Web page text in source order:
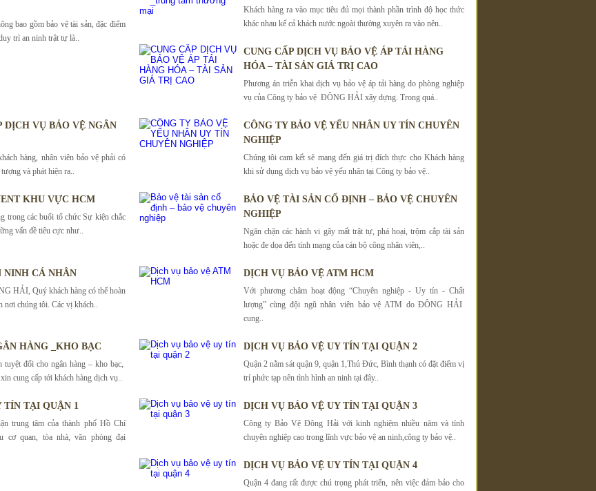
bao gồm bảo vệ tài sản, đặc điểm
trì an ninh trật tự là..
Khách hàng ra vào mục tiêu đủ mọi thành phần trình độ học thức
khác nhau kể cả khách nước ngoài thường xuyên ra vào nên..
CUNG CẤP DỊCH VỤ BẢO VỆ ÁP TẢI HÀNG
HÓA – TÀI SẢN GIÁ TRỊ CAO
Phương án triễn khai dịch vụ bảo vệ áp tải hàng do phòng nghiệp
vụ của Công ty bảo vệ ĐÔNG HẢI xây dựng. Trong quá..
DỊCH VỤ BẢO VỆ NGÂN
hàng, nhân viên bảo vệ phải có
và phát hiện ra..
CÔNG TY BẢO VỆ YẾU NHÂN UY TÍN CHUYÊN
NGHIỆP
Chúng tôi cam kết sẽ mang đến giá trị đích thực cho Khách hàng
khi sử dụng dịch vụ bảo vệ yếu nhân tại Công ty bảo vệ..
KHU VỰC HCM
trong các buổi tổ chức Sự kiện chắc
vấn đề tiêu cực như..
BẢO VỆ TÀI SẢN CỐ ĐỊNH – BẢO VỆ CHUYÊN
NGHIỆP
Ngăn chặn các hành vi gây mất trật tự, phá hoại, trộm cắp tài sản
hoặc đe dọa đến tính mạng của cán bộ công nhân viên,..
NINH CÁ NHÂN
HẢI, Quý khách hàng có thể hoàn
chúng tôi. Các vị khách..
DỊCH VỤ BẢO VỆ ATM HCM
Với phương châm hoạt động “Chuyên nghiệp - Uy tín - Chất
lượng” cùng đội ngũ nhân viên bảo vệ ATM do ĐÔNG HẢI
cung..
HÀNG _KHO BẠC
đối cho ngân hàng – kho bạc,
cung cấp tới khách hàng dịch vụ..
DỊCH VỤ BẢO VỆ UY TÍN TẠI QUẬN 2
Quận 2 nằm sát quận 9, quận 1,Thủ Đức, Bình thạnh có đặt điểm vị
trí phức tạp nên tình hình an ninh tại đây..
TÍN TẠI QUẬN 1
trung tâm của thành phố Hồ Chí
cơ quan, tòa nhà, văn phòng đại
DỊCH VỤ BẢO VỆ UY TÍN TẠI QUẬN 3
Công ty Bảo Vệ Đông Hải với kinh nghiệm nhiều năm và tính
chuyên nghiệp cao trong lĩnh vực bảo vệ an ninh,công ty bảo vệ..
DỊCH VỤ BẢO VỆ UY TÍN TẠI QUẬN 4
Quận 4 đang rất được chú trọng phát triển, nên việc đảm bảo cho